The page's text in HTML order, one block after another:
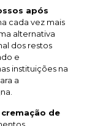
após
cada vez mais
alternativa
dos restos
e
instituições na
a
cremação de